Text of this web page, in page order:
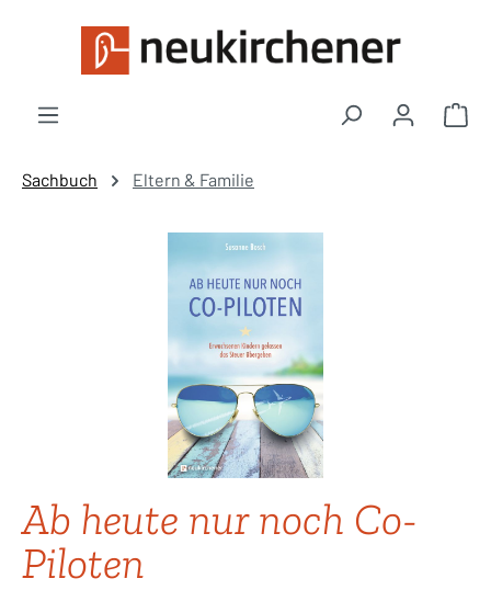
Zum Hauptinhalt springen
Sachbuch Eltern & Familie
Bildergalerie überspringen
Ab heute nur noch Co-
Piloten